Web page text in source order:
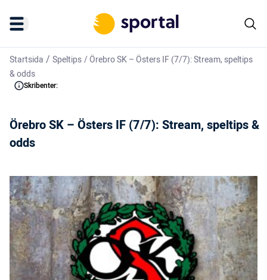
Startsida / Speltips/Örebro SK – Östers IF (7/7): Stream, speltips
& odds
Skribenter:
Örebro SK – Östers IF (7/7): Stream, speltips &
odds